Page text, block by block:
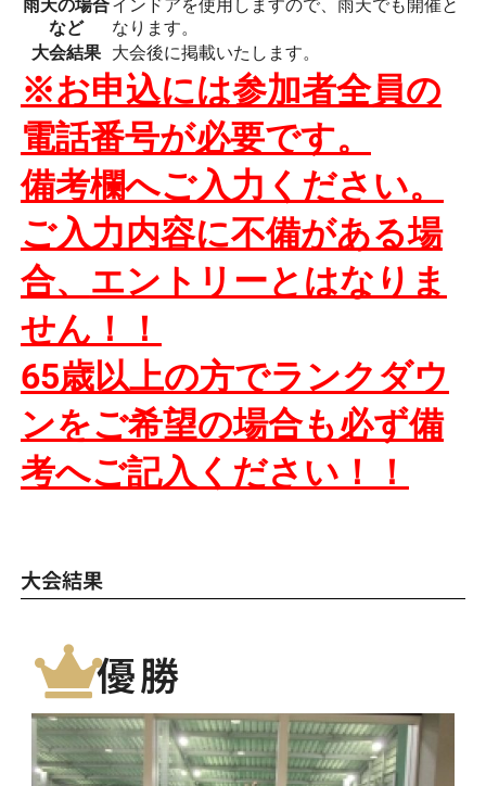
雨天の場合
など
インドアを使用しますので、雨天でも開催と
なります。
大会結果 大会後に掲載いたします。
※お申込には参加者全員の
電話番号が必要です。
備考欄へご入力ください。
ご入力内容に不備がある場
合、 エントリーとはなりま
せん！！
65歳以上の方でランクダウ
ンをご希望の場合も必ず備
考へご記入ください！！
大会結果
優勝